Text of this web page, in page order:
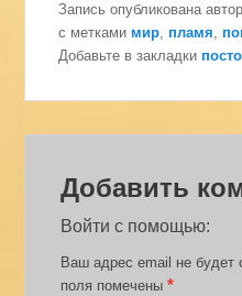
Запись опубликована
с метками мир, пламя,
Добавьте в закладки
Добавить
Войти с помощью:
Ваш адрес email не будет
поля помечены*